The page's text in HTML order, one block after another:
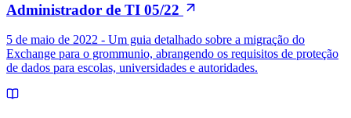
Administrador de TI 05/22
5 de maio de 2022 - Um guia detalhado sobre a migração do
Exchange para o grommunio, abrangendo os requisitos de proteção
de dados para escolas, universidades e autoridades.